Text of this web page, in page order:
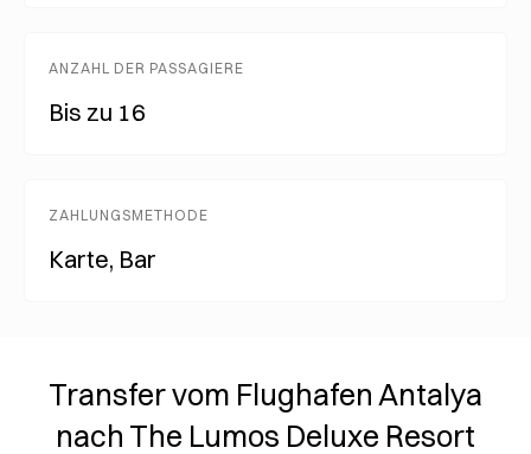
ANZAHL DER PASSAGIERE
Bis zu 16
ZAHLUNGSMETHODE
Karte, Bar
Transfer vom Flughafen Antalya
nach The Lumos Deluxe Resort